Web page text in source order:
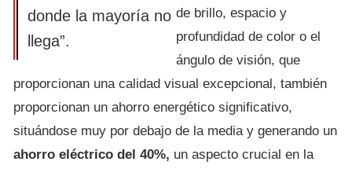
donde la mayoría no
llega”.
de brillo, espacio y
profundidad de color o el
ángulo de visión, que
proporcionan una calidad visual excepcional, también
proporcionan un ahorro energético significativo,
situándose muy por debajo de la media y generando un
ahorro eléctrico del 40%, un aspecto crucial en la